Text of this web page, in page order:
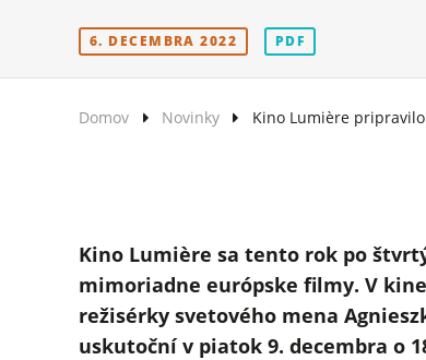
6. DECEMBRA 2022 PDF
Domov Novinky Kino Lumière
Kino Lumière sa tento rok po
mimoriadne európske filmy. V
režisérky svetového mena
uskutoční v piatok 9. decembra o